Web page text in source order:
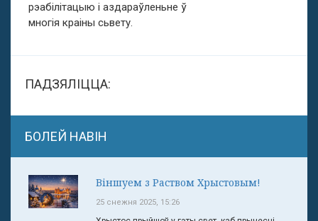
рэабілітацыю і аздараўленьне ў
многія краіны сьвету.
ПАДЗЯЛІЦЦА:
БОЛЕЙ НАВІН
Віншуем з Раством Хрыстовым!
25 снежня 2025, 15:26